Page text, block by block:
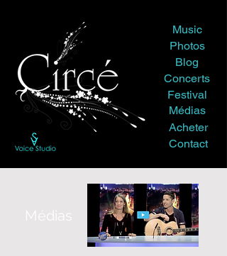
Music
Photos
Blog
Concerts
Festival
Médias
Acheter
Contact
Médias